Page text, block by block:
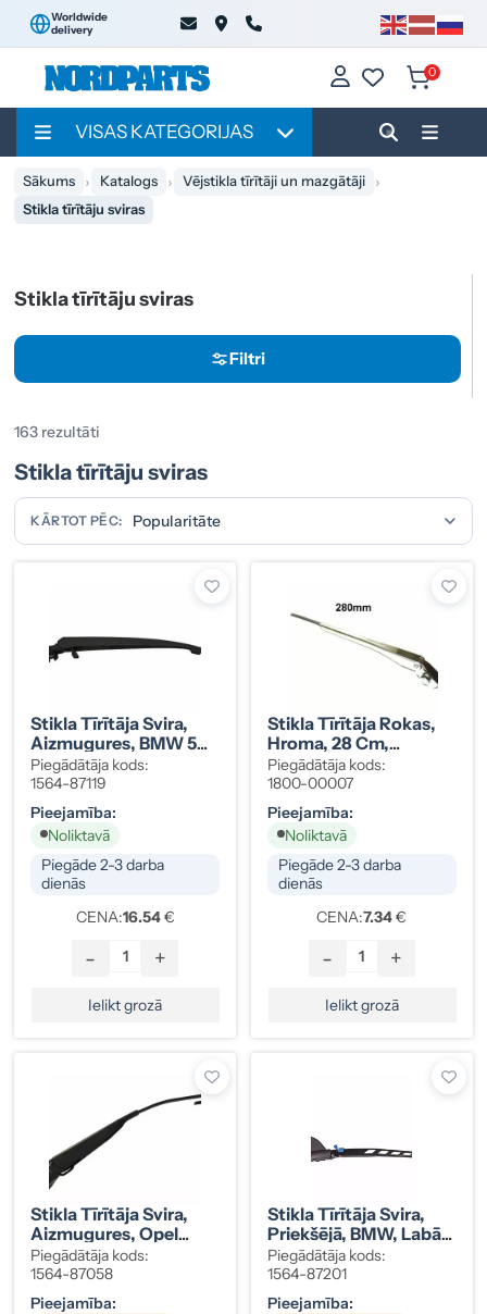
Worldwide
delivery
0
VISAS KATEGORIJAS
Sākums Katalogs
Vējstikla tīrītāji un mazgātāji
Stikla tīrītāju sviras
Stikla tīrītāju sviras
Filtri
163 rezultāti
Stikla tīrītāju sviras
KĀRTOT PĒC:
Stikla Tīrītāja Svira,
Aizmugures, BMW 5
(E39) STW, 8221453
Piegādātāja kods:
1564-87119
Pieejamība:
Noliktavā
Piegāde 2-3 darba
dienās
CENA:16.54€
- +
Ielikt grozā
Stikla Tīrītāja Rokas,
Hroma, 28 Cm,
Vārpsta 6 Mm, Kods
1800-00007
Piegādātāja kods:
1800-00007
Pieejamība:
Noliktavā
Piegāde 2-3 darba
dienās
CENA:7.34€
- +
Ielikt grozā
Stikla Tīrītāja Svira,
Aizmugures, Opel
Vectra B 90504980
Piegādātāja kods:
1564-87058
Pieejamība:
Stikla Tīrītāja Svira,
Priekšējā, BMW, Labā,
Kods 61617035100
Piegādātāja kods:
1564-87201
Pieejamība: